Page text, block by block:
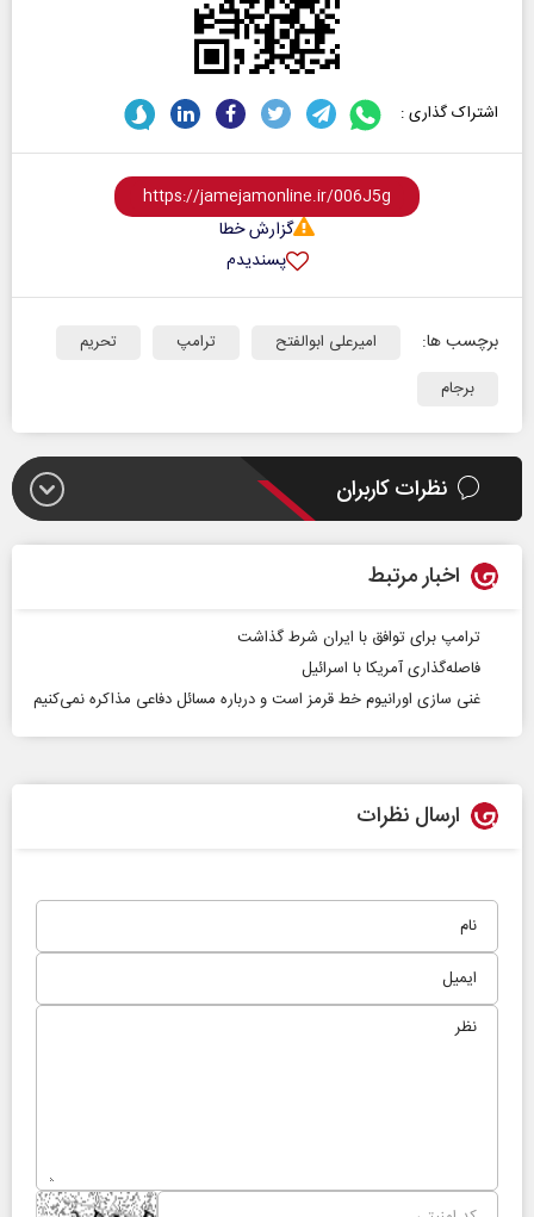
اشتراک گذاری :
گزارش خطا
پسندیدم
برچسب ها: امیرعلی ابوالفتح‌ ترامپ
تحریم
برجام
نظرات کاربران
اخبار مرتبط
ترامپ برای توافق با ایران شرط گذاشت
فاصله‌گذاری آمریکا با اسرائیل
غنی‌ سازی اورانیوم خط قرمز است و درباره مسائل دفاعی مذاکره نمی‌کنیم
ارسال نظرات